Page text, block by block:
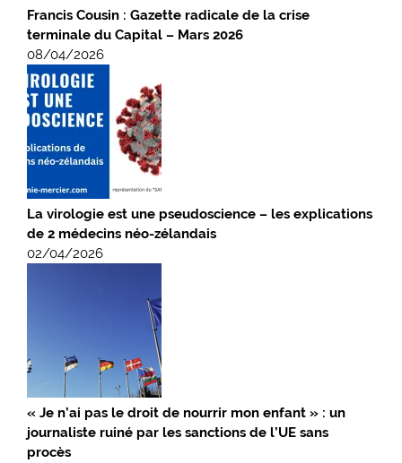
Francis Cousin : Gazette radicale de la crise
terminale du Capital – Mars 2026
08/04/2026
La virologie est une pseudoscience – les explications
de 2 médecins néo-zélandais
02/04/2026
« Je n’ai pas le droit de nourrir mon enfant » : un
journaliste ruiné par les sanctions de l’UE sans
procès